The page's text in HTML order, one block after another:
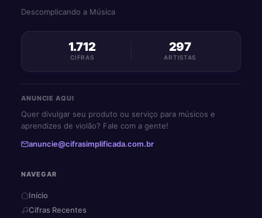
Descomplicando a Música
1.712
CIFRAS
297
ARTISTAS
ANUNCIE AQUI
Quer divulgar seu produto ou serviço para músicos e
aprendizes de violão? Fale com a gente!
anuncie@cifrasimplificada.com.br
NAVEGAR
Início
Cifras Recentes